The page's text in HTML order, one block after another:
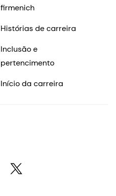
firmenich
Histórias de carreira
Inclusão e
pertencimento
Início da carreira